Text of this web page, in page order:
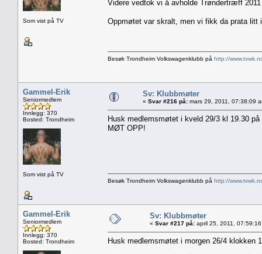
Som vist på TV
Videre vedtok vi å avholde Trøndertræff
Oppmøtet var skralt, men vi fikk da prata litt
Besøk Trondheim Volkswagenklubb på http://
Gammel-Erik
Seniormedlem
Innlegg: 370
Bosted: Trondheim
Som vist på TV
Sv: Klubbmøter
« Svar #216 på: mars 29, 2011, 07:38:09
Husk medlemsmøtet i kveld 29/3 kl 19.30
MØT OPP!
Besøk Trondheim Volkswagenklubb på http://
Gammel-Erik
Seniormedlem
Innlegg: 370
Bosted: Trondheim
Sv: Klubbmøter
« Svar #217 på: april 25, 2011,
Husk medlemsmøtet i morgen 26/4 klokken